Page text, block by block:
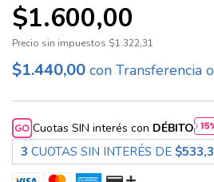
$1.600,00
Precio sin impuestos $1.322,31
$1.440,00 con Transferencia
Cuotas SIN interés con DÉBITO
3 CUOTAS SIN INTERÉS DE